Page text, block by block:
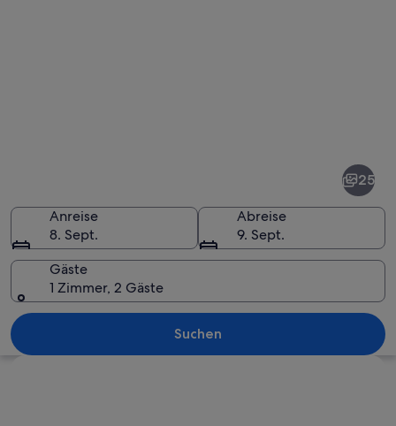
Ein europäischer Stadtplatz im
25
Anreise
8. Sept.
Abreise
9. Sept.
Gäste
1 Zimmer, 2 Gäste
Suchen